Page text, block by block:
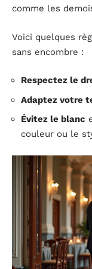
comme les
Voici quelques
sans encombre :
Respectez le
Adaptez votre
Évitez le blanc
couleur ou le